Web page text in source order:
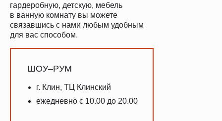
ШОУ–РУМ
г. Клин, ТЦ Клинский
ежедневно с 10.00 до 20.00
гардеробную, детскую, мебель
в ванную комнату вы можете
связавшись с нами любым удобным
для вас способом.